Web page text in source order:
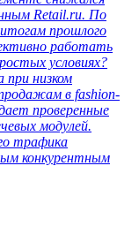
Retail.ru. По
прошлого
работать
условиях?
при низком
в fashion-
проверенные
модулей.
трафика
конкурентным